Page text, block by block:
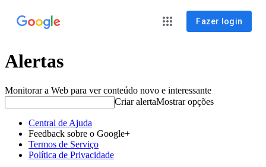
Fazer login
Alertas
Monitorar a Web para ver conteúdo novo e interessante
Criar alertaMostrar opções
Central de Ajuda
Feedback sobre o Google+
Termos de Serviço
Política de Privacidade